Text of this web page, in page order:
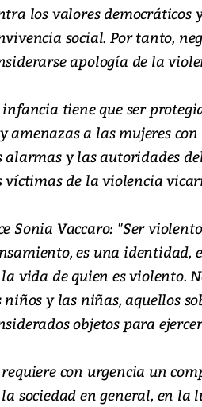
los valores democráticos
social. Por tanto,
apología de la
tiene que ser
amenazas a las mujeres
alarmas y las autoridades
víctimas de la violencia
Sonia Vaccaro: "Ser
es una identidad,
la vida de quien es violento.
niños y las niñas, aquellos
objetos para
requiere con urgencia un
la sociedad en general, en